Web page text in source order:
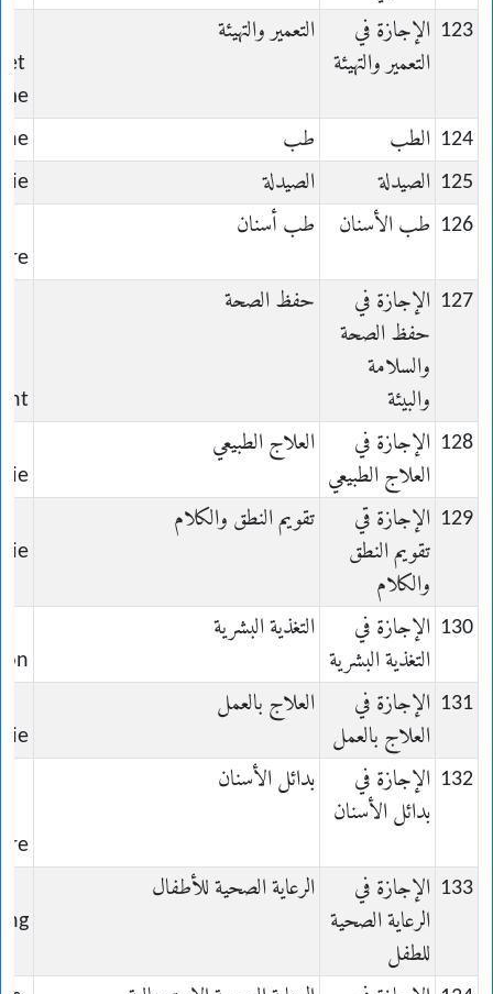
123 الإجازة في
التعمير والتهيئة
التعمير والتهيئة
et
124 الطب طب
125 الصيدلة الصيدلة
126 طب الأسنان
طب أسنان
127 الإجازة في
حفظ الصحة
والسلامة
والبيئة
حفظ الصحة
128 الإجازة في
العلاج الطبيعي
العلاج الطبيعي
129 الإجازة قي
تقويم النطق
والكلام
تقويم النطق والكلام
130 الإجازة في
التغذية البشرية
التغذية البشرية
131 الإجازة في
العلاج بالعمل
العلاج بالعمل
132 الإجازة في
بدائل الأسنان
بدائل الأسنان
133 الإجازة في
الرعاية الصحية
للطفل
الرعاية الصحية للأطفال